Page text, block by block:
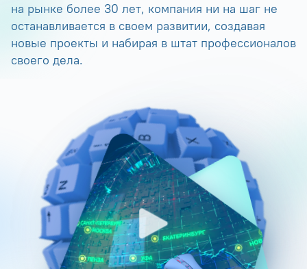
на рынке более 30 лет, компания ни на шаг не
останавливается в своем развитии, создавая
новые проекты и набирая в штат профессионалов
своего дела.